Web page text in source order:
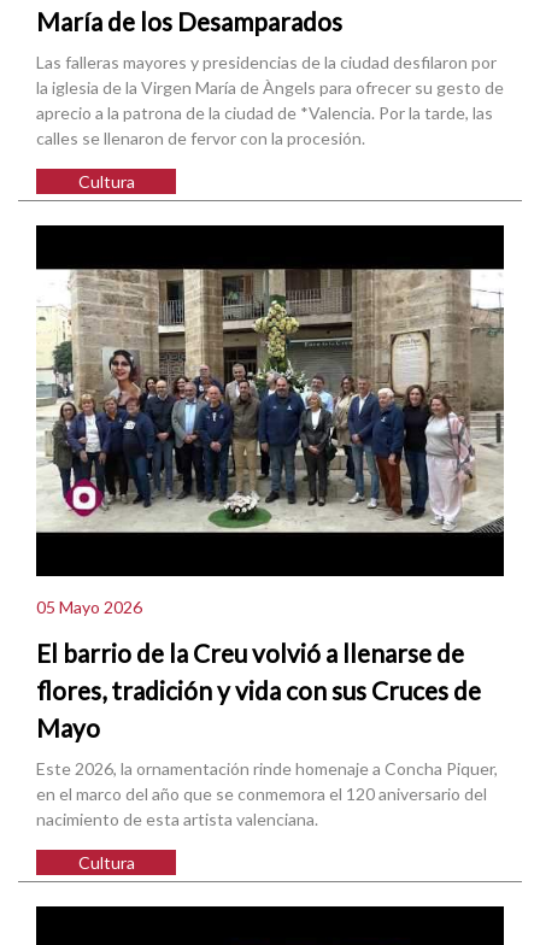
María de los Desamparados
Las falleras mayores y presidencias de la ciudad desfilaron por
la iglesia de la Virgen María de Àngels para ofrecer su gesto de
aprecio a la patrona de la ciudad de *Valencia. Por la tarde, las
calles se llenaron de fervor con la procesión.
Cultura
05 Mayo 2026
El barrio de la Creu volvió a llenarse de
flores, tradición y vida con sus Cruces de
Mayo
Este 2026, la ornamentación rinde homenaje a Concha Piquer,
en el marco del año que se conmemora el 120 aniversario del
nacimiento de esta artista valenciana.
Cultura